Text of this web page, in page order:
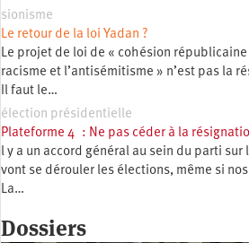
sionisme
Le retour de la loi Yadan ?
Le projet de loi de « cohésion
racisme et l’antisémitisme » n’est pas la
Il faut le…
élection présidentielle
Plateforme 4 : Ne pas céder à la
l y a un accord général au sein du parti
vont se dérouler les élections, même si
La…
Dossiers